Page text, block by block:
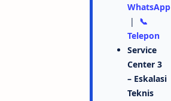
WhatsApp
| 📞
Telepon
Service
Center 3
– Eskalasi
Teknis